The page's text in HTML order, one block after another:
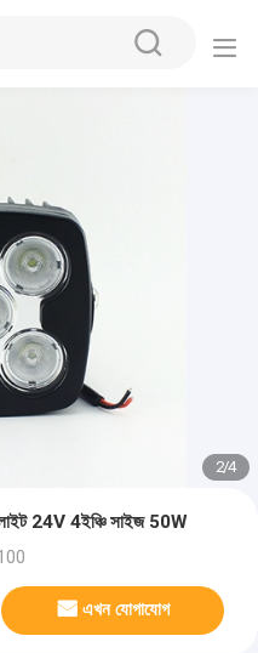
2/4
24V 4ইঞ্চি সাইজ 50W
এখন যোগাযোগ